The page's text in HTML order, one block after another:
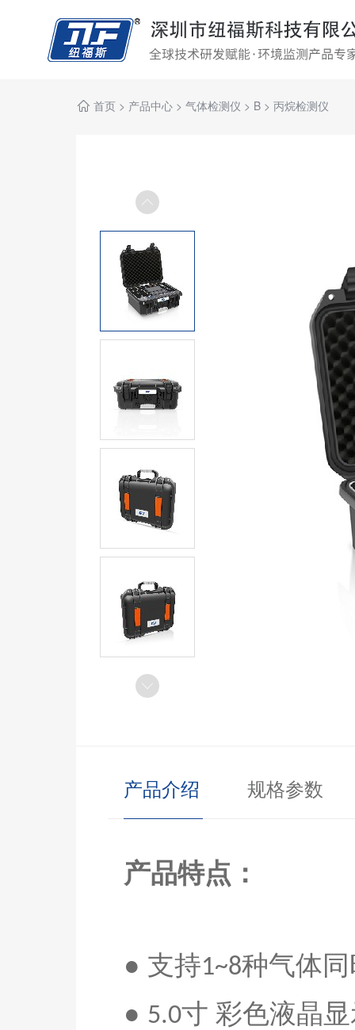
首页 > 产品中心 > 气体检测仪 > B > 丙烷检测仪
产品介绍 规格参数
产品特点：
● 支持1~8种气体
● 5.0寸 彩色液晶